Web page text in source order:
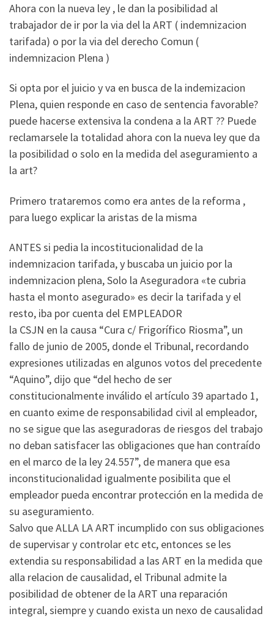
Ahora con la nueva ley , le dan la posibilidad al
trabajador de ir por la via del la ART ( indemnizacion
tarifada) o por la via del derecho Comun (
indemnizacion Plena )
Si opta por el juicio y va en busca de la indemizacion
Plena, quien responde en caso de sentencia favorable?
puede hacerse extensiva la condena a la ART ?? Puede
reclamarsele la totalidad ahora con la nueva ley que da
la posibilidad o solo en la medida del aseguramiento a
la art?
Primero trataremos como era antes de la reforma ,
para luego explicar la aristas de la misma
ANTES si pedia la incostitucionalidad de la
indemnizacion tarifada, y buscaba un juicio por la
indemnizacion plena, Solo la Aseguradora «te cubria
hasta el monto asegurado» es decir la tarifada y el
resto, iba por cuenta del EMPLEADOR
la CSJN en la causa “Cura c/ Frigorífico Riosma”, un
fallo de junio de 2005, donde el Tribunal, recordando
expresiones utilizadas en algunos votos del precedente
“Aquino”, dijo que “del hecho de ser
constitucionalmente inválido el artículo 39 apartado 1,
en cuanto exime de responsabilidad civil al empleador,
no se sigue que las aseguradoras de riesgos del trabajo
no deban satisfacer las obligaciones que han contraído
en el marco de la ley 24.557”, de manera que esa
inconstitucionalidad igualmente posibilita que el
empleador pueda encontrar protección en la medida de
su aseguramiento.
Salvo que ALLA LA ART incumplido con sus obligaciones
de supervisar y controlar etc etc, entonces se les
extendia su responsabilidad a las ART en la medida que
alla relacion de causalidad, el Tribunal admite la
posibilidad de obtener de la ART una reparación
integral, siempre y cuando exista un nexo de causalidad